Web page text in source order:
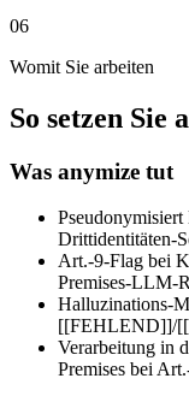
06
Womit Sie arbeiten
So setzen Sie
Was anymize tut
Drittidentitäten-
Art.-9-Flag bei
Premises-LLM-
Halluzinations-
[[FEHLEND]]/
Verarbeitung in
Premises bei